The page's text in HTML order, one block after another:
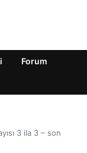
Forum
3 ila 3 – son